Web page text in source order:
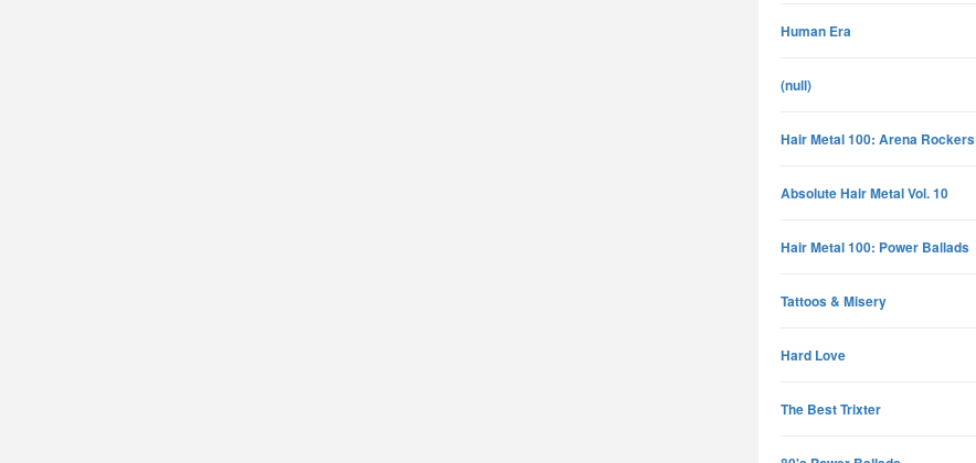
Human Era
(null)
Hair Metal 100: Arena Rockers
Absolute Hair Metal Vol. 10
Hair Metal 100: Power Ballads
Tattoos & Misery
Hard Love
The Best Trixter